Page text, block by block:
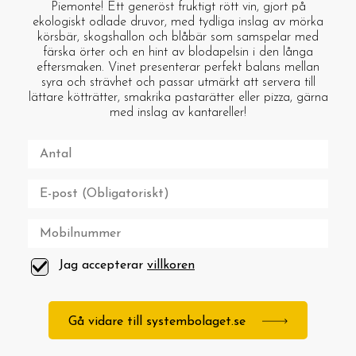
Piemonte! Ett generöst fruktigt rött vin, gjort på
ekologiskt odlade druvor, med tydliga inslag av mörka
körsbär, skogshallon och blåbär som samspelar med
färska örter och en hint av blodapelsin i den långa
eftersmaken. Vinet presenterar perfekt balans mellan
syra och strävhet och passar utmärkt att servera till
lättare kötträtter, smakrika pastarätter eller pizza, gärna
med inslag av kantareller!
Jag accepterar villkoren
Gå vidare till systembolaget.se